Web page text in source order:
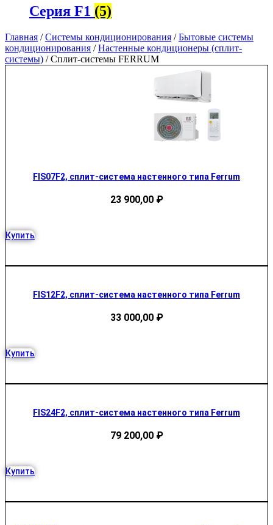
Серия F1 (5)
Главная /Системы кондиционирования /Бытовые системы
кондиционирования /Настенные кондиционеры (сплит-
системы) / Сплит-системы FERRUM
FIS07F2, сплит-система настенного типа Ferrum
23 900,00 ₽
Купить
FIS12F2, сплит-система настенного типа Ferrum
33 000,00 ₽
Купить
FIS24F2, сплит-система настенного типа Ferrum
79 200,00 ₽
Купить